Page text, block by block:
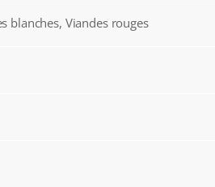
blanches, Viandes rouges